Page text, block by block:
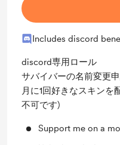
Includes discord
discord専用ロール
サバイバーの名前変更
月に1回好きなスキンを
不可です)
Support me on a